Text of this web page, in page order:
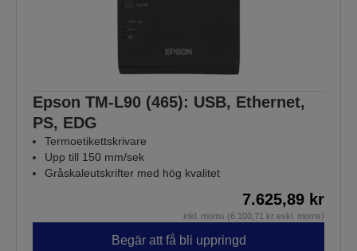
Epson TM-L90 (465): USB, Ethernet,
PS, EDG
Termoetikettskrivare
Upp till 150 mm/sek
Gråskaleutskrifter med hög kvalitet
7.625,89 kr
inkl. moms (6.100,71 kr exkl. moms)
Begär att få bli uppringd